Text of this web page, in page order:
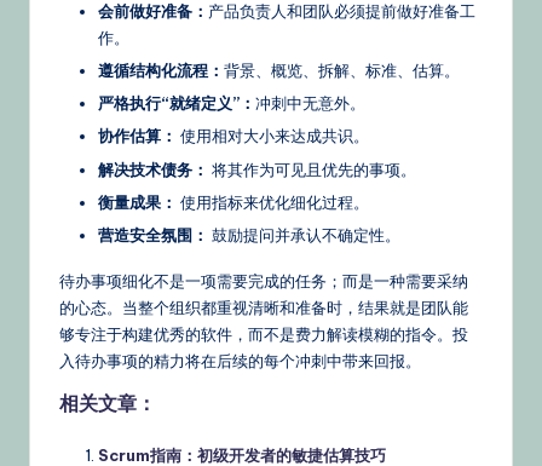
会前做好准备： 产品负责人和团队必须提前做好准备工
作。
遵循结构化流程： 背景、概览、拆解、标准、估算。
严格执行“就绪定义”： 冲刺中无意外。
协作估算： 使用相对大小来达成共识。
解决技术债务： 将其作为可见且优先的事项。
衡量成果： 使用指标来优化细化过程。
营造安全氛围： 鼓励提问并承认不确定性。
待办事项细化不是一项需要完成的任务；而是一种需要采纳
的心态。当整个组织都重视清晰和准备时，结果就是团队能
够专注于构建优秀的软件，而不是费力解读模糊的指令。投
入待办事项的精力将在后续的每个冲刺中带来回报。
相关文章：
Scrum指南：初级开发者的敏捷估算技巧